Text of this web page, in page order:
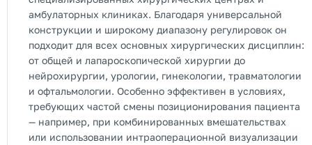
амбулаторных клиниках. Благодаря универсальной
конструкции и широкому диапазону регулировок он
подходит для всех основных хирургических дисциплин:
от общей и лапароскопической хирургии до
нейрохирургии, урологии, гинекологии, травматологии
и офтальмологии. Особенно эффективен в условиях,
требующих частой смены позиционирования пациента
— например, при комбинированных вмешательствах
или использовании интраоперационной визуализации